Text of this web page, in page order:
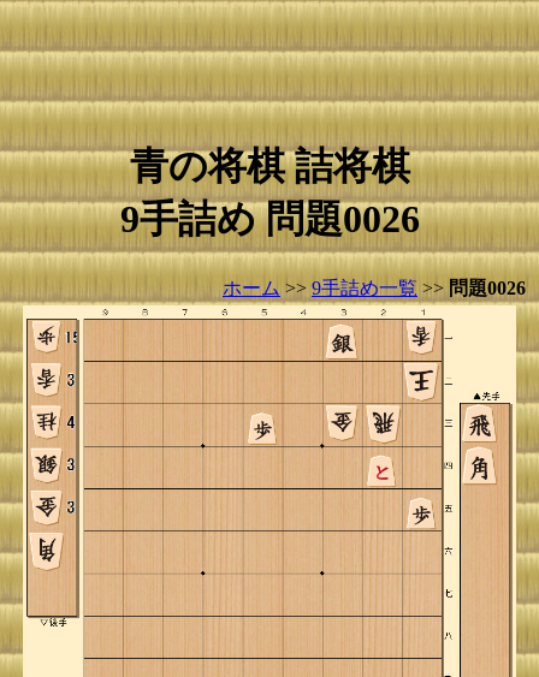
青の将棋 詰将棋
9手詰め 問題0026
ホーム >> 9手詰め一覧 >> 問題0026